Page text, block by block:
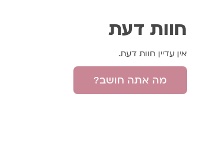
חוות דעת
אין עדיין חוות דעת.
מה אתה חושב?